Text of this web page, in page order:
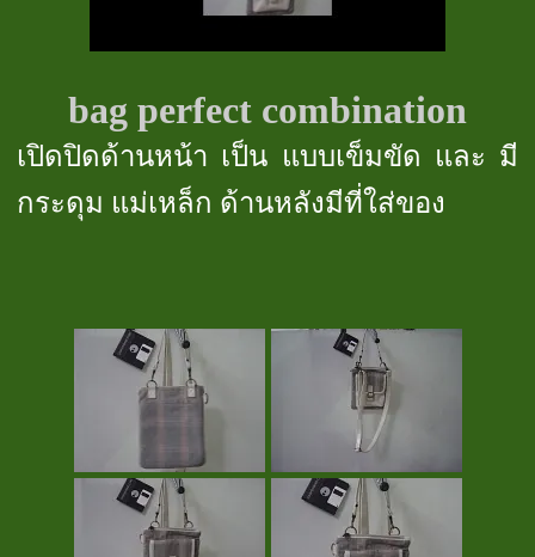
bag perfect combination
เปิดปิดด้านหน้า เป็น แบบเข็มขัด และ มี
กระดุม แม่เหล็ก ด้านหลังมีที่ใส่ของ